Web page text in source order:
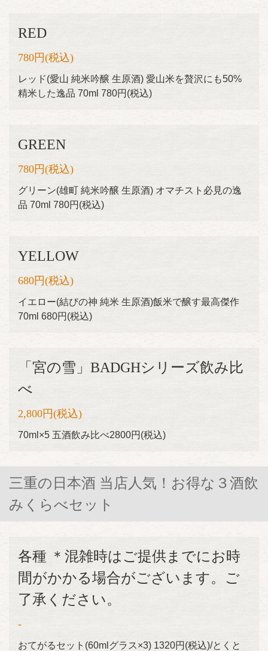
RED
780円(税込)
レッド(愛山 純米吟醸 生原酒) 愛山米を贅沢にも50%
精米した逸品 70ml 780円(税込)
GREEN
780円(税込)
グリーン(雄町 純米吟醸 生原酒) オマチスト必見の逸
品 70ml 780円(税込)
YELLOW
680円(税込)
イエロー(結びの神 純米 生原酒)飯米で醸す最高傑作
70ml 680円(税込)
「宮の雪」BADGHシリーズ飲み比
べ
2,800円(税込)
70ml×5 五酒飲み比べ2800円(税込)
三重の日本酒 当店人気！お得な３酒飲
みくらべセット
各種 ＊混雑時はご提供までにお時
間がかかる場合がございます。ご
了承ください。
-
おてがるセット(60mlグラス×3) 1320円(税込)/とくと